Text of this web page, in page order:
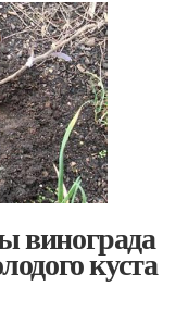
винограда
куста